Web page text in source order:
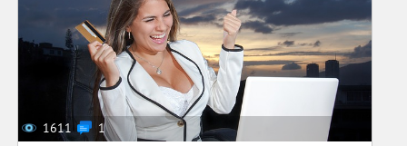
1611 1